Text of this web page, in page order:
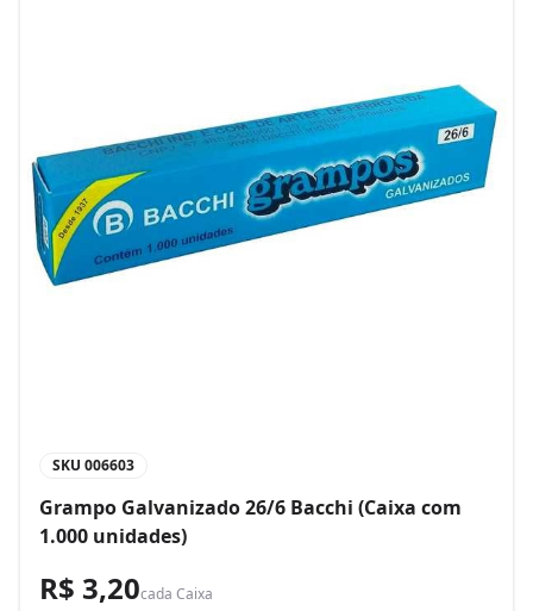
SKU 006603
Grampo Galvanizado 26/6 Bacchi (Caixa com
1.000 unidades)
R$ 3,20cada Caixa